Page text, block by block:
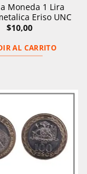
Moneda 1 Lira
Eriso UNC
$10,00
AL CARRITO